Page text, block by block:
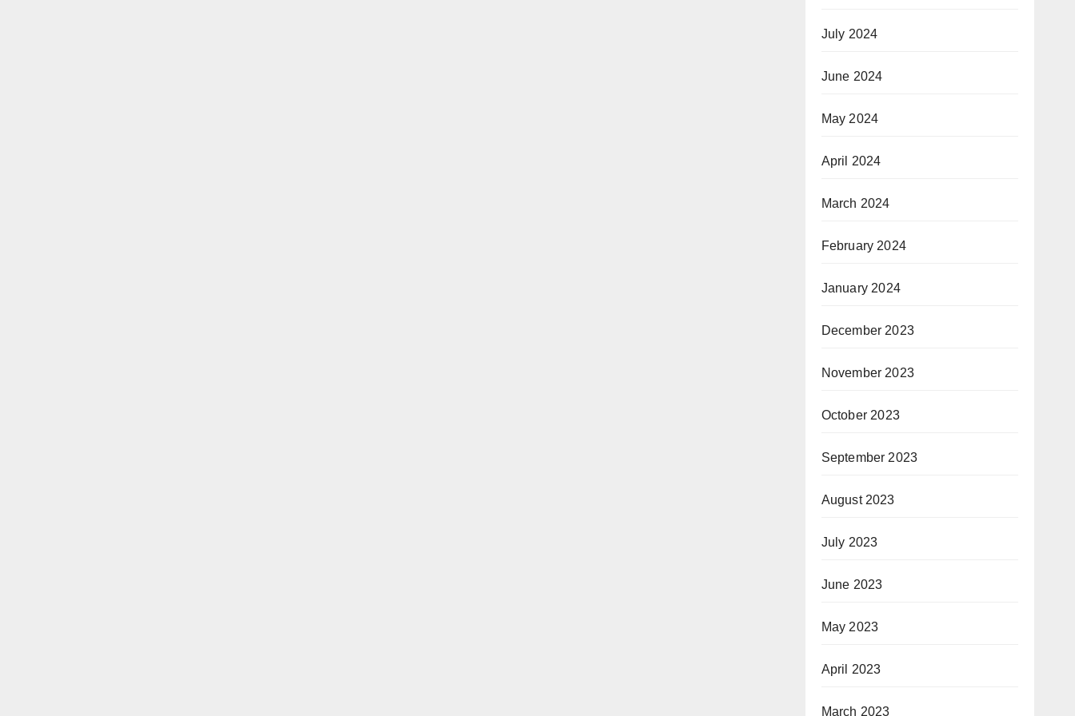
July 2024
June 2024
May 2024
April 2024
March 2024
February 2024
January 2024
December 2023
November 2023
October 2023
September 2023
August 2023
July 2023
June 2023
May 2023
April 2023
March 2023